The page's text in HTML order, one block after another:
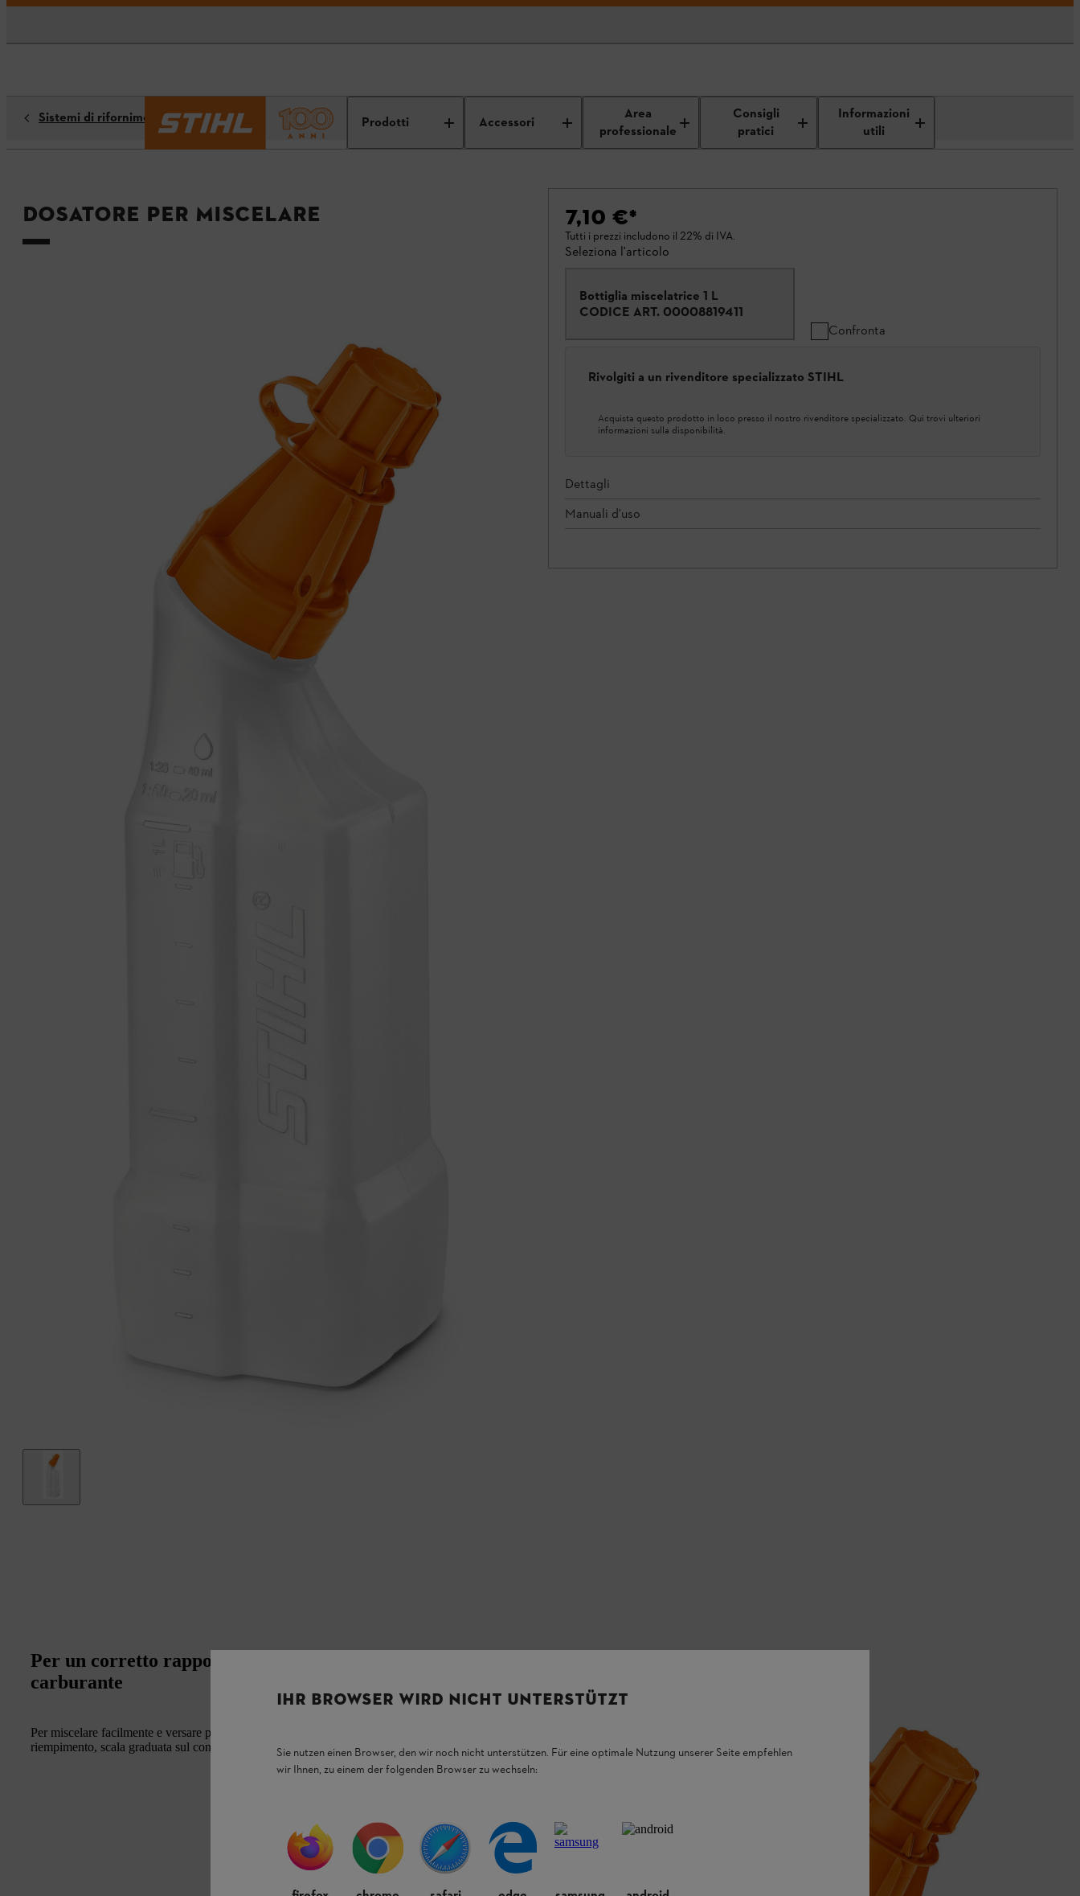
Prodotti Accessori
Area
professionale
Consigli
pratici
Informazioni
utili
Sistemi di rifornimento
Dosatore per miscelare 7,10 €*
Tutti i prezzi includono il 22% di IVA.
Seleziona l'articolo
Bottiglia miscelatrice 1 L
CODICE ART. 00008819411
Confronta
Rivolgiti a un rivenditore specializzato STIHL
Acquista questo prodotto in loco presso il nostro rivenditore specializzato. Qui trovi ulteriori
informazioni sulla disponibilità.
Dettagli
Manuali d'uso
Per un corretto rapporto di miscelazione di piccole quantità di
carburante
Per miscelare facilmente e versare piccole quantità di carburante fino a 1 l. Beccuccio sottile, grande apertura di
riempimento, scala graduata sul contenitore e sul coperchio, richiudibile.
IHR BROWSER WIRD NICHT UNTERSTÜTZT
Sie nutzen einen Browser, den wir noch nicht unterstützen. Für eine optimale Nutzung unserer Seite empfehlen
wir Ihnen, zu einem der folgenden Browser zu wechseln: